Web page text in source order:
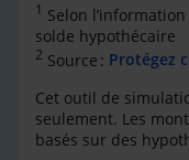
1 Selon
solde hypothécaire
2 Source : Protégez
Cet outil de
seulement. Les
basés sur des